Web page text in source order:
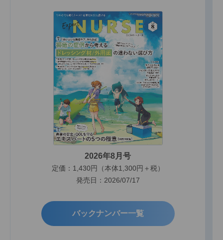
2026年8月号
定価：1,430円（本体1,300円＋税）
発売日：2026/07/17
バックナンバー一覧